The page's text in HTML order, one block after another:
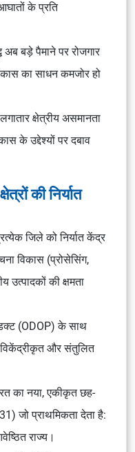
आघातों के प्रति
अब बड़े पैमाने पर रोजगार
का साधन कमजोर हो
लगातार क्षेत्रीय असमानता
के उद्देश्यों पर दबाव
की निर्यात
जिले को निर्यात केंद्र
विकास (प्रोसेसिंग,
उत्पादकों की क्षमता
(ODOP) के साथ
विकेंद्रीकृत और संतुलित
का नया, एकीकृत छह-
जो प्राथमिकता देता है:
राज्य।